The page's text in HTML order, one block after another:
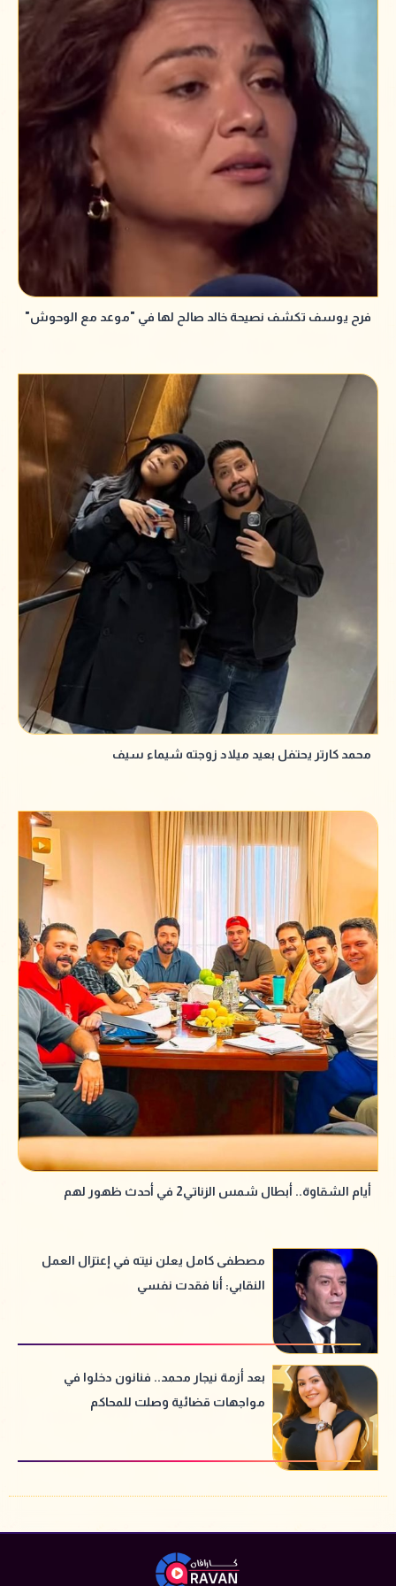
فرح يوسف تكشف نصيحة خالد صالح لها في "موعد مع الوحوش"
محمد كارتر يحتفل بعيد ميلاد زوجته شيماء سيف
أيام الشقاوة.. أبطال شمس الزناتي2 في أحدث ظهور لهم
مصطفى كامل يعلن نيته في إعتزال العمل
النقابي: أنا فقدت نفسي
بعد أزمة نيجار محمد.. فنانون دخلوا في
مواجهات قضائية وصلت للمحاكم